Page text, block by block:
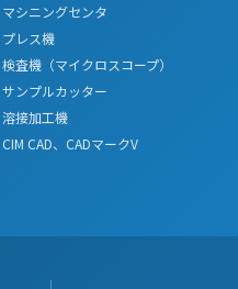
マシニングセンタ
プレス機
検査機（マイクロスコープ）
サンプルカッター
溶接加工機
CIM CAD、CADマークV